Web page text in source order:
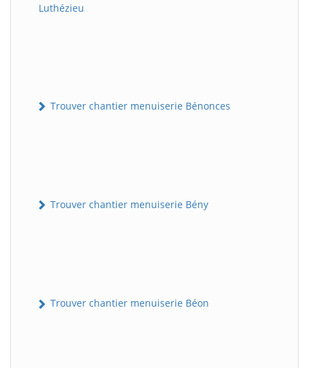
Luthézieu
Trouver chantier menuiserie Bénonces
Trouver chantier menuiserie Bény
Trouver chantier menuiserie Béon